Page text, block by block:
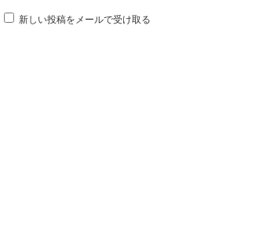
新しい投稿をメールで受け取る